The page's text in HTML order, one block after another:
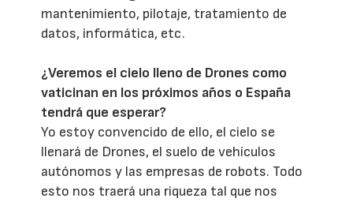
mantenimiento, pilotaje, tratamiento de
datos, informática, etc.
¿Veremos el cielo lleno de Drones como
vaticinan en los próximos años o España
tendrá que esperar?
Yo estoy convencido de ello, el cielo se
llenará de Drones, el suelo de vehículos
autónomos y las empresas de robots. Todo
esto nos traerá una riqueza tal que nos